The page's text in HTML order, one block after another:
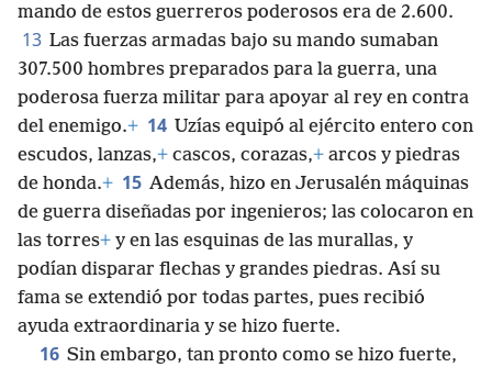
mando de estos guerreros poderosos era de 2.600.
13 Las fuerzas armadas bajo su mando sumaban
307.500 hombres preparados para la guerra, una
poderosa fuerza militar para apoyar al rey en contra
del enemigo.+ 14 Uzías equipó al ejército entero con
escudos, lanzas,+ cascos, corazas,+ arcos y piedras
de honda.+ 15 Además, hizo en Jerusalén máquinas
de guerra diseñadas por ingenieros; las colocaron en
las torres+ y en las esquinas de las murallas, y
podían disparar flechas y grandes piedras. Así su
fama se extendió por todas partes, pues recibió
ayuda extraordinaria y se hizo fuerte.
16 Sin embargo, tan pronto como se hizo fuerte,